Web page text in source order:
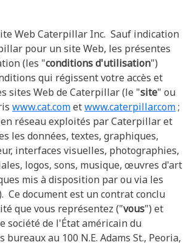
Web Caterpillar Inc. Sauf indication
pour un site Web, les présentes
(les "conditions d'utilisation")
qui régissent votre accès et
sites Web de Caterpillar (le "site" ou
www.cat.cometwww.caterpillar.com;
réseau exploités par Caterpillar et
les données, textes, graphiques,
interfaces visuelles, photographies,
logos, sons, musique, œuvres d'art
mis à disposition par ou via les
Ce document est un contrat conclu
que vous représentez ("vous") et
société de l'État américain du
bureaux au 100 N.E. Adams St., Peoria,